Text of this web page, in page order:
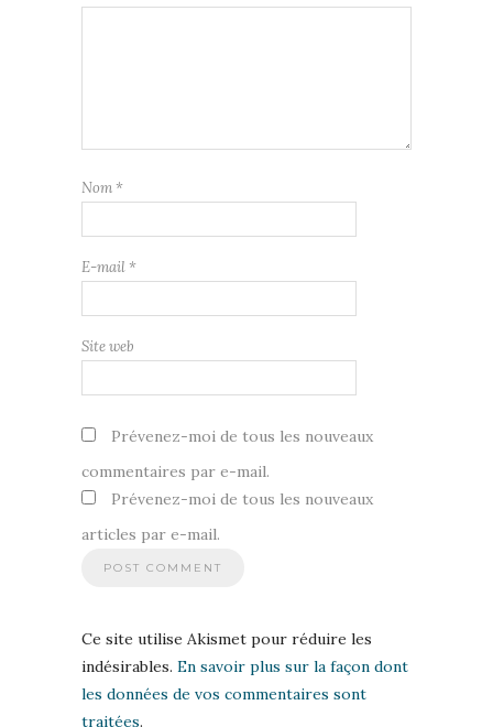
Nom *
E-mail *
Site web
Prévenez-moi de tous les nouveaux
commentaires par e-mail.
Prévenez-moi de tous les nouveaux
articles par e-mail.
Ce site utilise Akismet pour réduire les
indésirables. En savoir plus sur la façon dont
les données de vos commentaires sont
traitées.